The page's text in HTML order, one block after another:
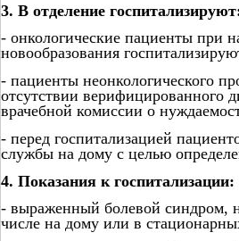
3. В отделение
- онкологические пациенты при
новообразования
- пациенты неонкологического
отсутствии верифицированного
врачебной комиссии о
- перед госпитализацией
службы на дому с целью
4. Показания к госпитализации:
- выраженный болевой синдром,
числе на дому или в